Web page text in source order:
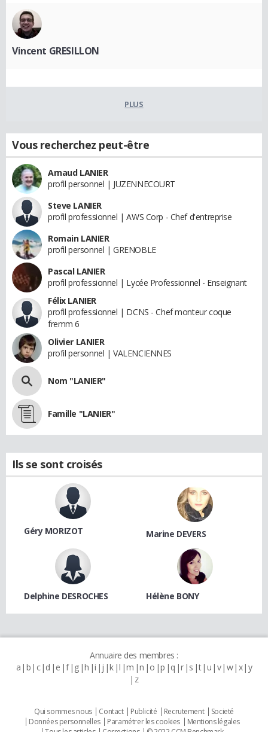
Vincent GRESILLON
PLUS
Vous recherchez peut-être
Arnaud LANIER
profil personnel | JUZENNECOURT
Steve LANIER
profil professionnel | AWS Corp - Chef d'entreprise
Romain LANIER
profil personnel | GRENOBLE
Pascal LANIER
profil professionnel | Lycée Professionnel - Enseignant
Félix LANIER
profil professionnel | DCNS - Chef monteur coque
fremm 6
Olivier LANIER
profil personnel | VALENCIENNES
Nom "LANIER"
Famille "LANIER"
Ils se sont croisés
Géry MORIZOT Marine DEVERS
Delphine DESROCHES Hélène BONY
Annuaire des membres :
a b c d e f g h i j k l m n o p q r s t u v w x y
z
Qui sommes nous Contact Publicité Recrutement
Societé
Données personnelles
Paramétrer les cookies
Mentions légales